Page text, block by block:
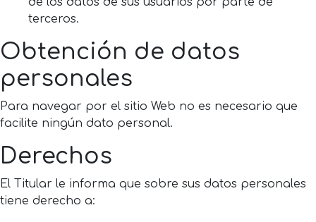
terceros.
Obtención de datos
personales
Para navegar por el sitio Web no es necesario que
facilite ningún dato personal.
Derechos
El Titular le informa que sobre sus datos personales
tiene derecho a: